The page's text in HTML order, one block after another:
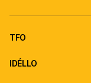
TFO
IDÉLLO